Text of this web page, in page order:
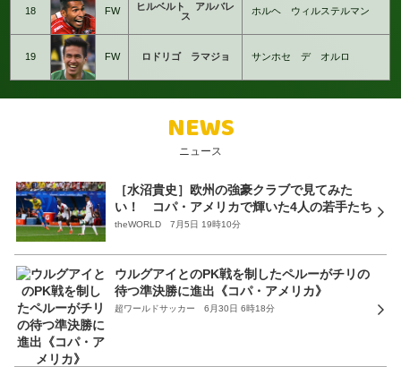
18 FW
ヒルベルト アルバレ
ス
ホルヘ ウィルステルマン
19 FW ロドリゴ ラマジョ サンホセ デ オルロ
NEWS
ニュース
［水沼貴史］欧州の強豪クラブで見てみた
い！ コパ・アメリカで輝いた4人の若手たち
theWORLD 7月5日 19時10分
ウルグアイとのPK戦を制したペルーがチリの
待つ準決勝に進出《コパ・アメリカ》
超ワールドサッカー 6月30日 6時18分